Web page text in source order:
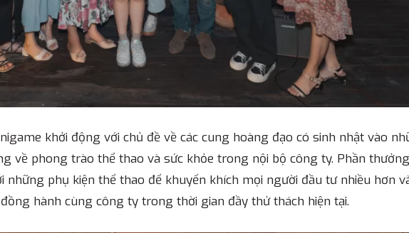
khởi động với chủ đề về các cung hoàng đạo có sinh nhật vào
về phong trào thể thao và sức khỏe trong nội bộ công ty. Phần
những phụ kiện thể thao để khuyến khích mọi người đầu tư nhiều hơn
hành cùng công ty trong thời gian đầy thử thách hiện tại.